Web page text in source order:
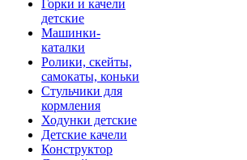
Горки и качели
детские
Машинки-
каталки
Ролики, скейты,
самокаты, коньки
Стульчики для
кормления
Ходунки детские
Детские качели
Конструктор